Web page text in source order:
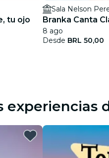
tu ojo
Sala Nelson
Branka Canta
8 ago
Desde BRL 50,00
experiencias